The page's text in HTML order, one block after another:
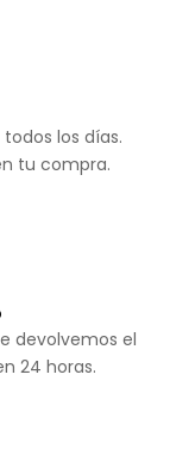
los días.
tu compra.
devolvemos el
24 horas.